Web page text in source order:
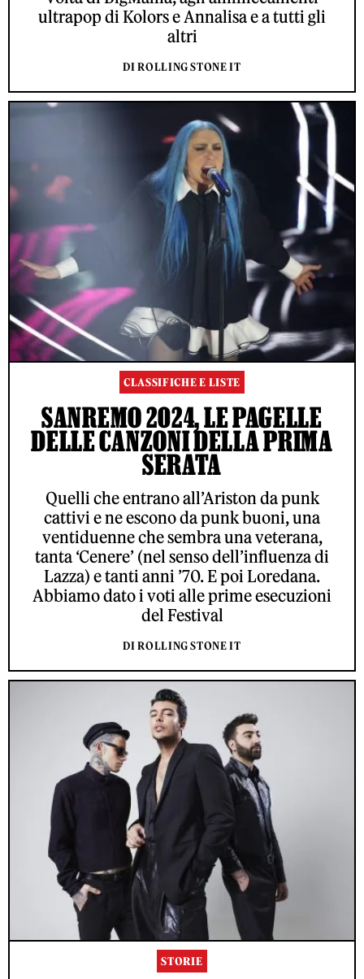
ultrapop di Kolors e Annalisa e a tutti gli
altri
DI ROLLING STONE IT
CLASSIFICHE E LISTE
SANREMO 2024, LE PAGELLE
DELLE CANZONI DELLA PRIMA
SERATA
Quelli che entrano all’Ariston da punk
cattivi e ne escono da punk buoni, una
ventiduenne che sembra una veterana,
tanta ‘Cenere’ (nel senso dell’influenza di
Lazza) e tanti anni ’70. E poi Loredana.
Abbiamo dato i voti alle prime esecuzioni
del Festival
DI ROLLING STONE IT
STORIE